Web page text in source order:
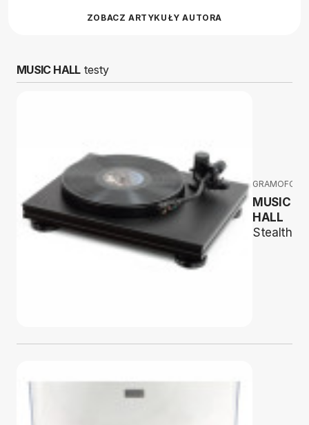
ZOBACZ ARTYKUŁY AUTORA
MUSIC HALLtesty
GRAMOFONY
MUSIC
HALL
Stealth